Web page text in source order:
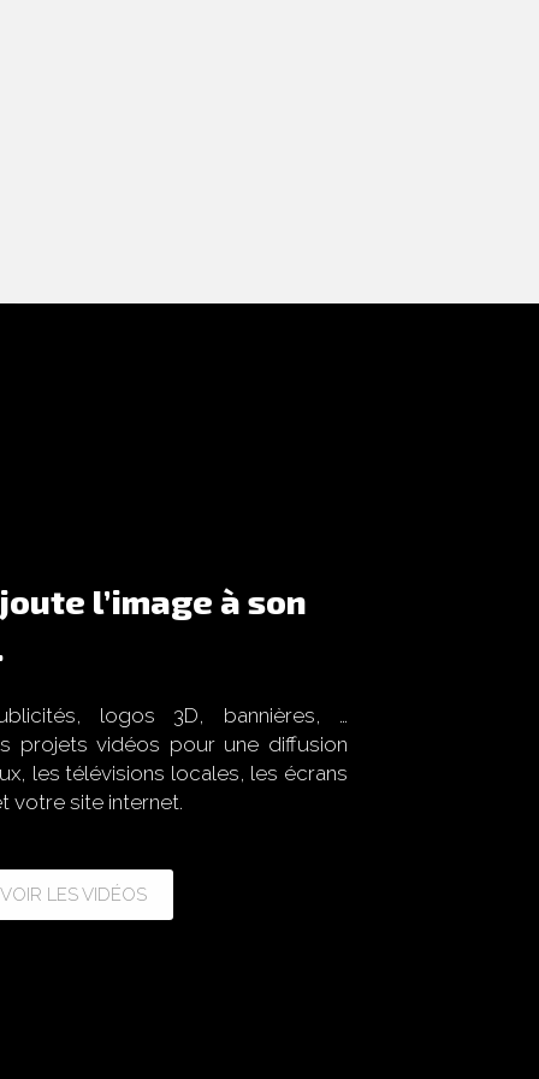
l’image à son
logos 3D, bannières, …
projets vidéos pour une diffusion
les télévisions locales, les écrans
votre site internet.
VOIR LES VIDÉOS